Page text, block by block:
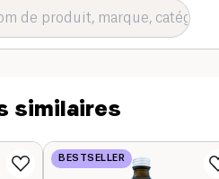
être Bio
similaires
BESTSELLER